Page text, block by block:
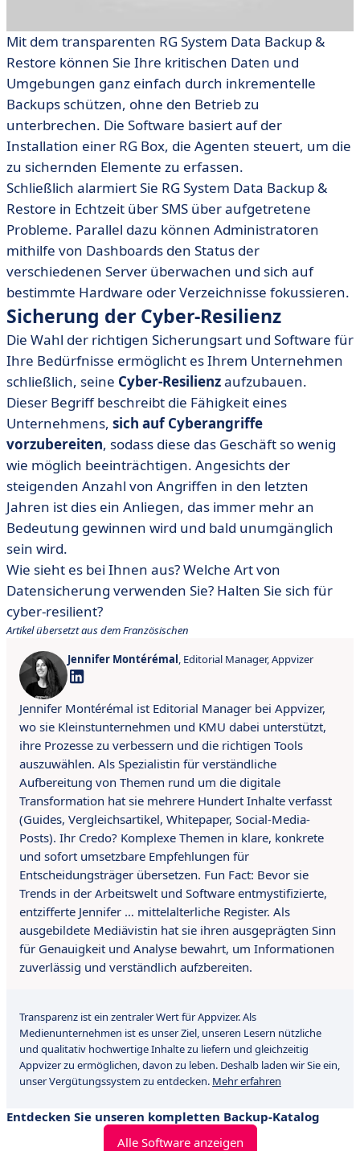
Mit dem transparenten RG System Data Backup &
Restore können Sie Ihre kritischen Daten und
Umgebungen ganz einfach durch inkrementelle
Backups schützen, ohne den Betrieb zu
unterbrechen. Die Software basiert auf der
Installation einer RG Box, die Agenten steuert, um die
zu sichernden Elemente zu erfassen.
Schließlich alarmiert Sie RG System Data Backup &
Restore in Echtzeit über SMS über aufgetretene
Probleme. Parallel dazu können Administratoren
mithilfe von Dashboards den Status der
verschiedenen Server überwachen und sich auf
bestimmte Hardware oder Verzeichnisse fokussieren.
Sicherung der Cyber-Resilienz
Die Wahl der richtigen Sicherungsart und Software für
Ihre Bedürfnisse ermöglicht es Ihrem Unternehmen
schließlich, seine Cyber-Resilienzaufzubauen.
Dieser Begriff beschreibt die Fähigkeit eines
Unternehmens, sich auf Cyberangriffe
vorzubereiten, sodass diese das Geschäft so wenig
wie möglich beeinträchtigen. Angesichts der
steigenden Anzahl von Angriffen in den letzten
Jahren ist dies ein Anliegen, das immer mehr an
Bedeutung gewinnen wird und bald unumgänglich
sein wird.
Wie sieht es bei Ihnen aus? Welche Art von
Datensicherung verwenden Sie? Halten Sie sich für
cyber-resilient?
Artikel übersetzt aus dem Französischen
Jennifer Montérémal, Editorial Manager, Appvizer
Jennifer Montérémal ist Editorial Manager bei Appvizer,
wo sie Kleinstunternehmen und KMU dabei unterstützt,
ihre Prozesse zu verbessern und die richtigen Tools
auszuwählen. Als Spezialistin für verständliche
Aufbereitung von Themen rund um die digitale
Transformation hat sie mehrere Hundert Inhalte verfasst
(Guides, Vergleichsartikel, Whitepaper, Social-Media-
Posts). Ihr Credo? Komplexe Themen in klare, konkrete
und sofort umsetzbare Empfehlungen für
Entscheidungsträger übersetzen. Fun Fact: Bevor sie
Trends in der Arbeitswelt und Software entmystifizierte,
entzifferte Jennifer … mittelalterliche Register. Als
ausgebildete Mediävistin hat sie ihren ausgeprägten Sinn
für Genauigkeit und Analyse bewahrt, um Informationen
zuverlässig und verständlich aufzbereiten.
Transparenz ist ein zentraler Wert für Appvizer. Als
Medienunternehmen ist es unser Ziel, unseren Lesern nützliche
und qualitativ hochwertige Inhalte zu liefern und gleichzeitig
Appvizer zu ermöglichen, davon zu leben. Deshalb laden wir Sie ein,
unser Vergütungssystem zu entdecken. Mehr erfahren
Entdecken Sie unseren kompletten Backup-Katalog
Alle Software anzeigen